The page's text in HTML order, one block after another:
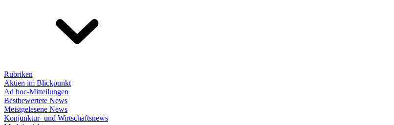
Rubriken
Aktien im Blickpunkt
Ad hoc-Mitteilungen
Bestbewertete News
Meistgelesene News
Konjunktur- und Wirtschaftsnews